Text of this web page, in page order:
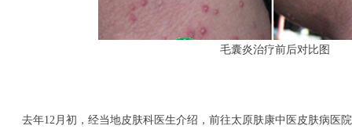
毛囊炎治疗前后对比图
去年12月初，经当地皮肤科医生介绍，前往太原肤康中医皮肤病医